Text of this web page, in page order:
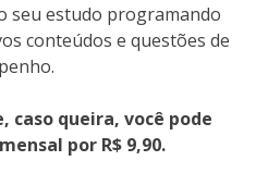
seu estudo programando
conteúdos e questões de
caso queira, você pode
por R$ 9,90.